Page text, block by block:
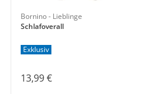
Bornino - Lieblinge
Schlafoverall
Exklusiv
13,99 €